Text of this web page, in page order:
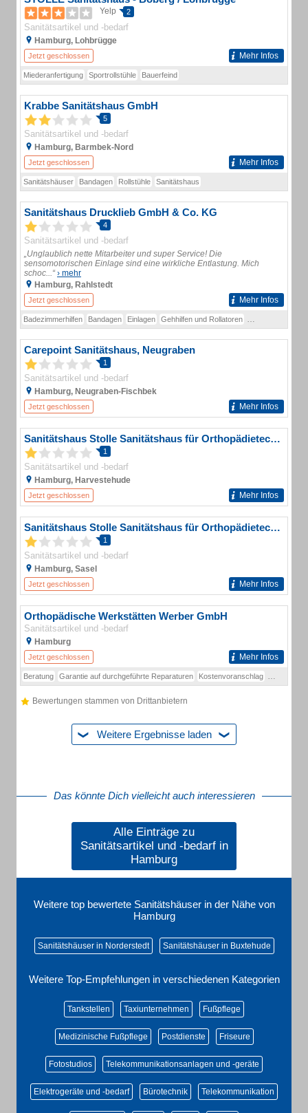
Yelp 2
Sanitätsartikel und -bedarf
Hamburg, Lohbrügge
Jetzt geschlossen Mehr Infos
Miederanfertigung Sportrollstühle Bauerfeind
Krabbe Sanitätshaus GmbH
5
Sanitätsartikel und -bedarf
Hamburg, Barmbek-Nord
Jetzt geschlossen Mehr Infos
Sanitätshäuser Bandagen Rollstühle Sanitätshaus
Sanitätshaus Drucklieb GmbH & Co. KG
4
Sanitätsartikel und -bedarf
„Unglaublich nette Mitarbeiter und super Service! Die
sensomotorischen Einlage sind eine wirkliche Entlastung. Mich
schoc...“› mehr
Hamburg, Rahlstedt
Jetzt geschlossen Mehr Infos
Badezimmerhilfen Bandagen Einlagen Gehhilfen und Rollatoren
Carepoint Sanitätshaus, Neugraben
1
Sanitätsartikel und -bedarf
Hamburg, Neugraben-Fischbek
Jetzt geschlossen Mehr Infos
Sanitätshaus Stolle Sanitätshaus für Orthopädietechnik
1
Sanitätsartikel und -bedarf
Hamburg, Harvestehude
Jetzt geschlossen Mehr Infos
Sanitätshaus Stolle Sanitätshaus für Orthopädietechnik
1
Sanitätsartikel und -bedarf
Hamburg, Sasel
Jetzt geschlossen Mehr Infos
Orthopädische Werkstätten Werber GmbH
Sanitätsartikel und -bedarf
Hamburg
Jetzt geschlossen Mehr Infos
Beratung Garantie auf durchgeführte Reparaturen Kostenvoranschlag
Bewertungen stammen von Drittanbietern
Weitere Ergebnisse laden
Das könnte Dich vielleicht auch interessieren
Alle Einträge zu
Sanitätsartikel und -bedarf in
Hamburg
Weitere top bewertete Sanitätshäuser in der Nähe von
Hamburg
Sanitätshäuser in Norderstedt Sanitätshäuser in Buxtehude
Weitere Top-Empfehlungen in verschiedenen Kategorien
Tankstellen Taxiunternehmen Fußpflege
Medizinische Fußpflege Postdienste Friseure
Fotostudios Telekommunikationsanlagen und -geräte
Elektrogeräte und -bedarf Bürotechnik Telekommunikation